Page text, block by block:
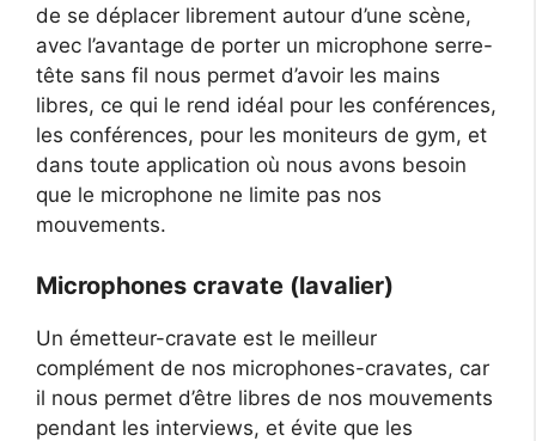
de se déplacer librement autour d’une scène,
avec l’avantage de porter un microphone serre-
tête sans fil nous permet d’avoir les mains
libres, ce qui le rend idéal pour les conférences,
les conférences, pour les moniteurs de gym, et
dans toute application où nous avons besoin
que le microphone ne limite pas nos
mouvements.
Microphones cravate (lavalier)
Un émetteur-cravate est le meilleur
complément de nos microphones-cravates, car
il nous permet d’être libres de nos mouvements
pendant les interviews, et évite que les